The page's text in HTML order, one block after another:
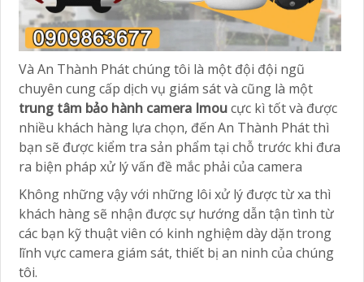
Và An Thành Phát chúng tôi là một đội đội ngũ
chuyên cung cấp dịch vụ giám sát và cũng là một
trung tâm bảo hành camera Imoucực kì tốt và được
nhiều khách hàng lựa chọn, đến An Thành Phát thì
bạn sẽ được kiểm tra sản phẩm tại chỗ trước khi đưa
ra biện pháp xử lý vấn đề mắc phải của camera
Không những vậy với những lôi xử lý được từ xa thì
khách hàng sẽ nhận được sự hướng dẫn tận tình từ
các bạn kỹ thuật viên có kinh nghiệm dày dặn trong
lĩnh vực camera giám sát, thiết bị an ninh của chúng
tôi.